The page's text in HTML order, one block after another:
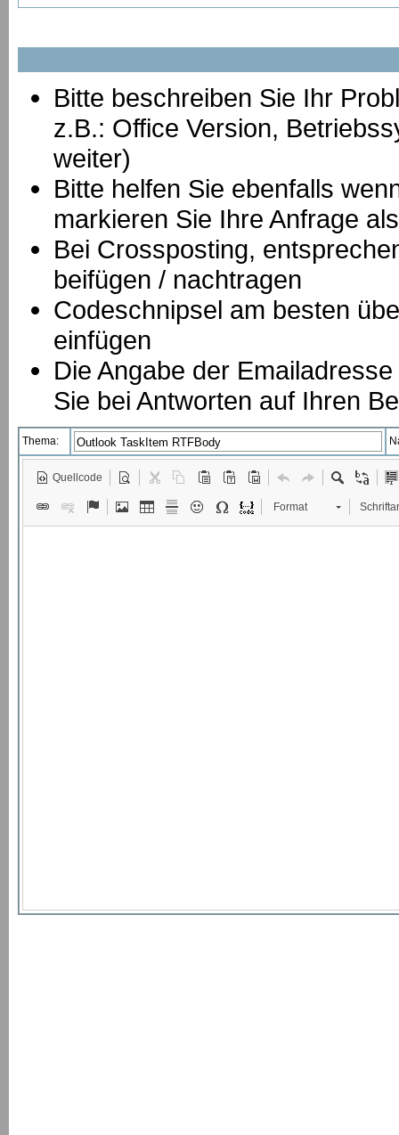
Bitte beschreiben Sie Ihr
z.B.: Office Version,
weiter)
Bitte helfen Sie ebenfalls
markieren Sie Ihre Anfrage
Bei Crossposting,
beifügen / nachtragen
Codeschnipsel am besten
einfügen
Die Angabe der
Sie bei Antworten auf Ihren
Thema:
Quellcode
Format